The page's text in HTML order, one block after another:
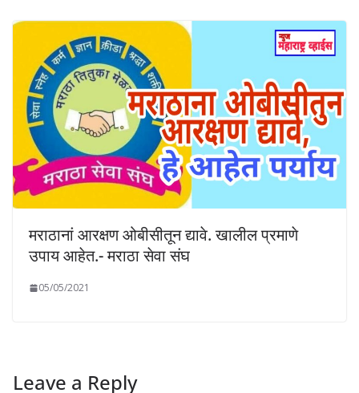
मराठानां आरक्षण ओबीसीतून द्यावे. खालील प्रमाणे
उपाय आहेत.- मराठा सेवा संघ
05/05/2021
Leave a Reply